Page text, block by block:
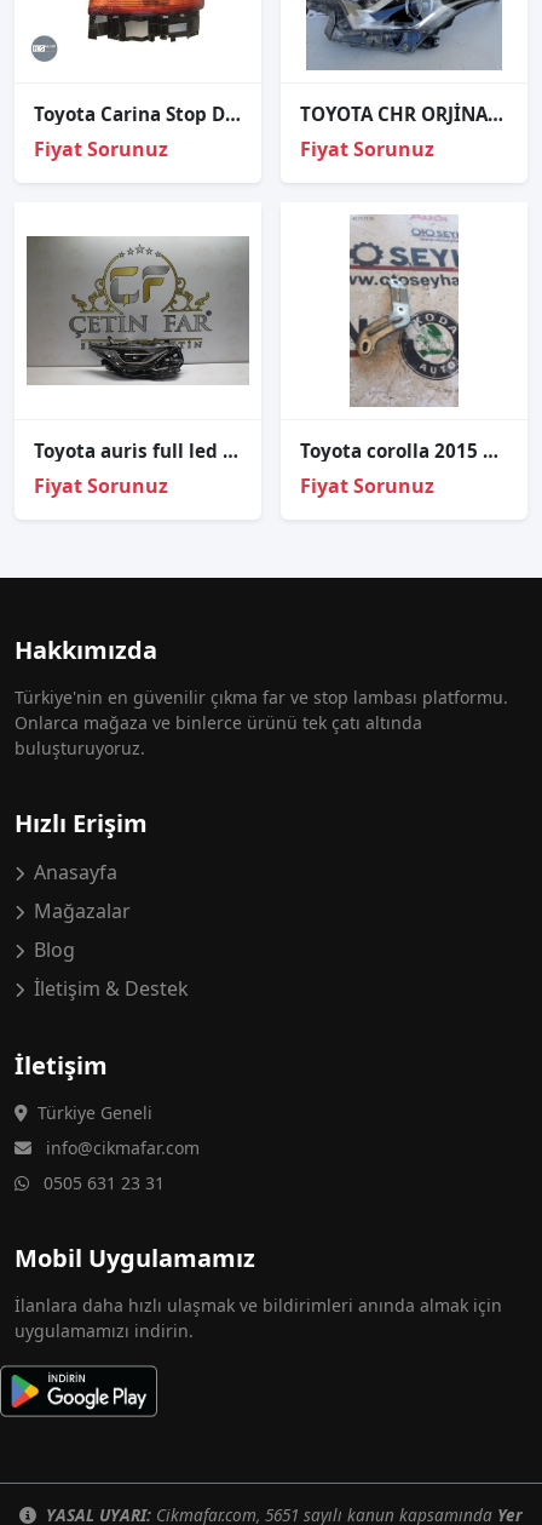
Toyota Carina Stop Dis Sag Carina 1996-1999
Fiyat Sorunuz
TOYOTA CHR ORJİNAL ÇIKMA SOL FAR
Fiyat Sorunuz
Toyota auri̇s full led auri̇s led sağ far 81130-02k60
Fiyat Sorunuz
Toyota corolla 2015 d4-d șarj dinamosu tesisat bağlantı demiri
Fiyat Sorunuz
Hakkımızda
Türkiye'nin en güvenilir çıkma far ve stop lambası platformu.
Onlarca mağaza ve binlerce ürünü tek çatı altında
buluşturuyoruz.
Hızlı Erişim
Anasayfa
Mağazalar
Blog
İletişim & Destek
İletişim
Türkiye Geneli
info@cikmafar.com
0505 631 23 31
Mobil Uygulamamız
İlanlara daha hızlı ulaşmak ve bildirimleri anında almak için
uygulamamızı indirin.
YASAL UYARI: Cikmafar.com, 5651 sayılı kanun kapsamında Yer